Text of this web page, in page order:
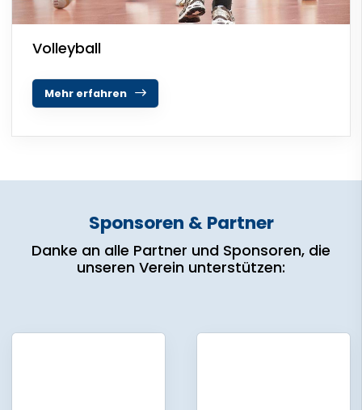
Volleyball
Mehr erfahren
Sponsoren & Partner
Danke an alle Partner und Sponsoren, die
unseren Verein unterstützen: